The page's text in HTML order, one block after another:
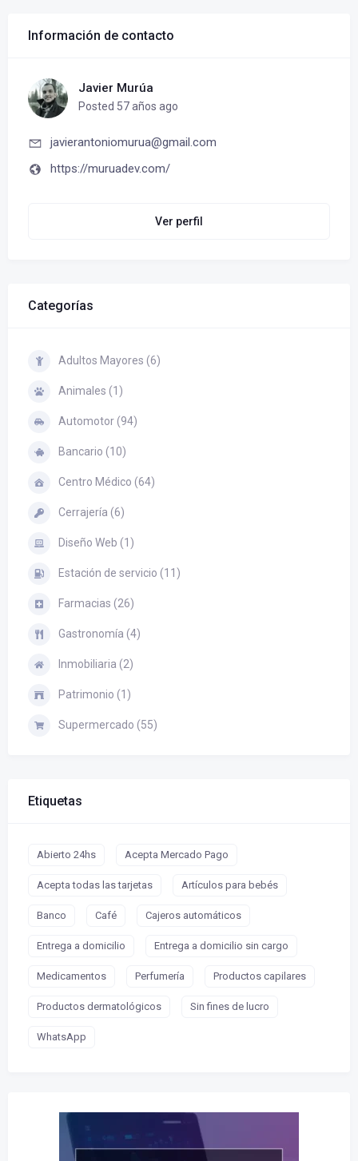
Información de contacto
Javier Murúa
Posted 57 años ago
javierantoniomurua@gmail.com
https://muruadev.com/
Ver perfil
Categorías
Adultos Mayores (6)
Animales (1)
Automotor (94)
Bancario (10)
Centro Médico (64)
Cerrajería (6)
Diseño Web (1)
Estación de servicio (11)
Farmacias (26)
Gastronomía (4)
Inmobiliaria (2)
Patrimonio (1)
Supermercado (55)
Etiquetas
Abierto 24hs Acepta Mercado Pago
Acepta todas las tarjetas Artículos para bebés
Banco Café Cajeros automáticos
Entrega a domicilio Entrega a domicilio sin cargo
Medicamentos Perfumería Productos capilares
Productos dermatológicos Sin fines de lucro
WhatsApp